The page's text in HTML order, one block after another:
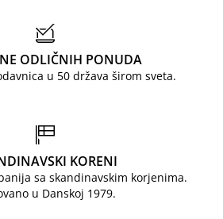
ODLIČNIH PONUDA
u 50 država širom sveta.
KORENI
sa skandinavskim korjenima.
u Danskoj 1979.